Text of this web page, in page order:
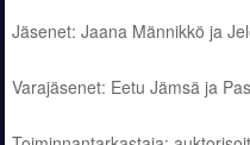
Jäsenet: Jaana Männikkö ja
Varajäsenet: Eetu Jämsä ja